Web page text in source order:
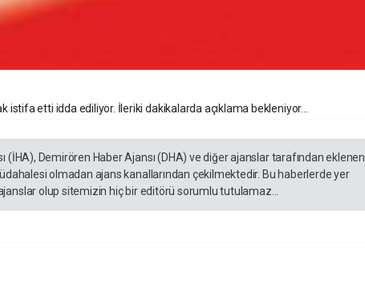
istifa etti idda ediliyor. İleriki dakikalarda açıklama bekleniyor...
(İHA), Demirören Haber Ajansı (DHA) ve diğer ajanslar tarafından eklenen
olmadan ajans kanallarından çekilmektedir. Bu haberlerde yer
olup sitemizin hiç bir editörü sorumlu tutulamaz...